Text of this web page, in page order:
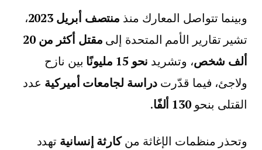
وبينما تتواصل المعارك منذ منتصف أبريل 2023
،
تشير تقارير الأمم المتحدة إلى
مقتل أكثر من 20
ألف شخص، وتشريد نحو 15 مليونًا
بين نازح
ولاجئ، فيما قدّرت دراسة لجامعات أميركية عدد
القتلى بنحو 130 ألفًا .
وتحذر منظمات الإغاثة منكارثة إنسانية تهدد